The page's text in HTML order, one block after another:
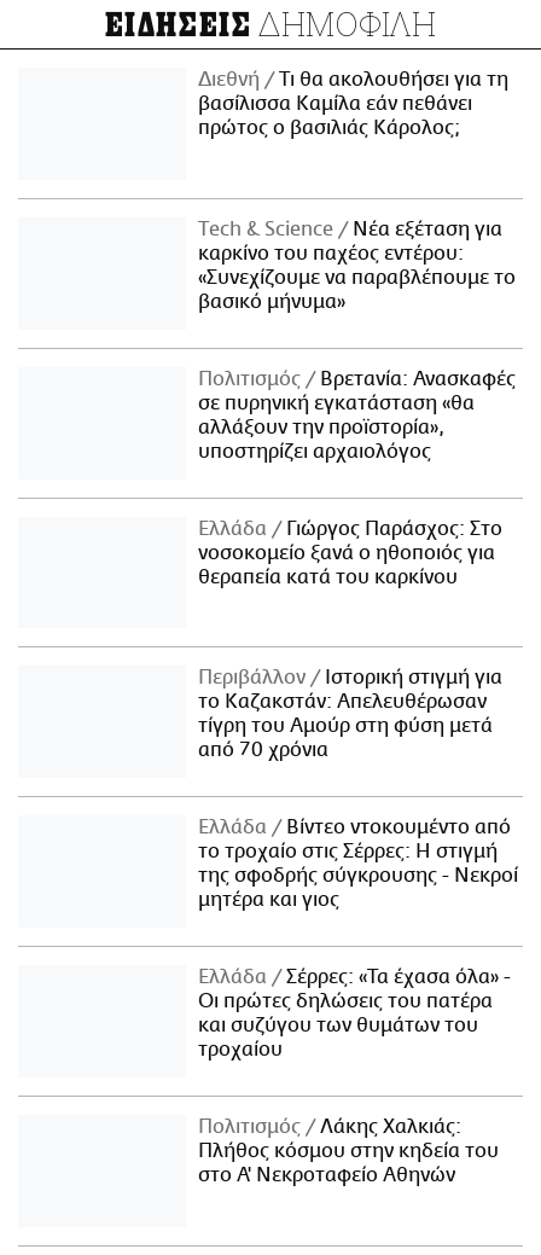
ΕΙΔΗΣΕΙΣ ΔΗΜΟΦΙΛΗ
Διεθνή
Τι θα ακολουθήσει για τη
βασίλισσα Καμίλα εάν πεθάνει
πρώτος ο βασιλιάς Κάρολος;
Τech & Science
Νέα εξέταση για
καρκίνο του παχέος εντέρου:
«Συνεχίζουμε να παραβλέπουμε το
βασικό μήνυμα»
Πολιτισμός
Βρετανία: Ανασκαφές
σε πυρηνική εγκατάσταση «θα
αλλάξουν την προϊστορία»,
υποστηρίζει αρχαιολόγος
Ελλάδα
Γιώργος Παράσχος: Στο
νοσοκομείο ξανά ο ηθοποιός για
θεραπεία κατά του καρκίνου
Περιβάλλον
Ιστορική στιγμή για
το Καζακστάν: Απελευθέρωσαν
τίγρη του Αμούρ στη φύση μετά
από 70 χρόνια
Ελλάδα
Βίντεο ντοκουμέντο από
το τροχαίο στις Σέρρες: Η στιγμή
της σφοδρής σύγκρουσης - Νεκροί
μητέρα και γιος
Ελλάδα
Σέρρες: «Τα έχασα όλα» -
Οι πρώτες δηλώσεις του πατέρα
και συζύγου των θυμάτων του
τροχαίου
Πολιτισμός
Λάκης Χαλκιάς:
Πλήθος κόσμου στην κηδεία του
στο Α' Νεκροταφείο Αθηνών